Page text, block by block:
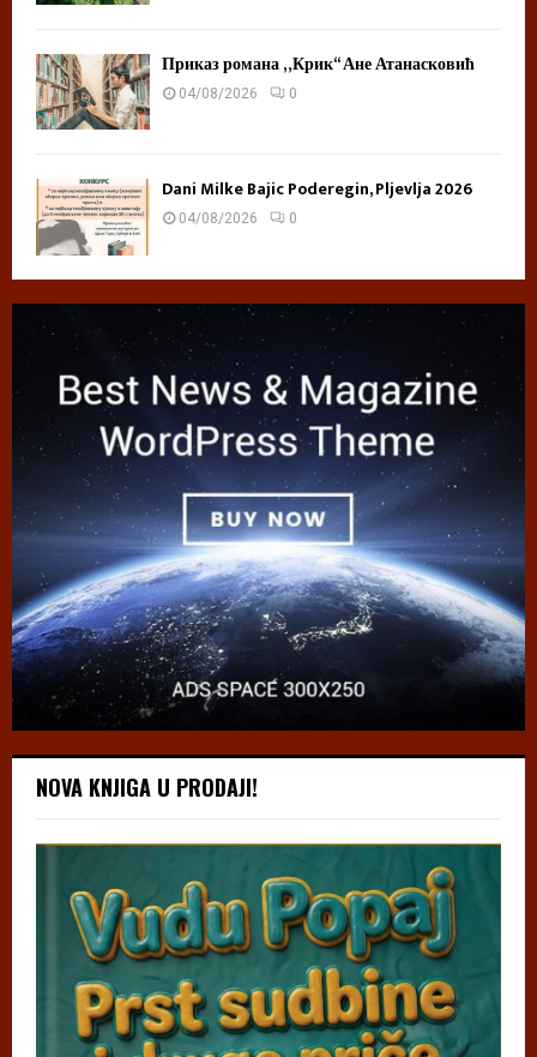
Приказ романа „Крик“ Ане Атанасковић
04/08/2026 0
Dani Milke Bajic Poderegin, Pljevlja 2026
04/08/2026 0
NOVA KNJIGA U PRODAJI!